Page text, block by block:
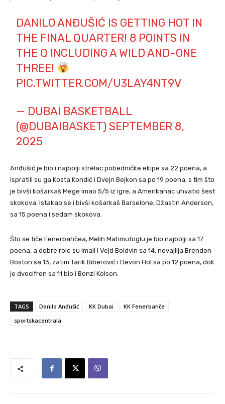
DANILO ANĐUŠIĆ IS GETTING HOT IN
THE FINAL QUARTER! 8 POINTS IN
THE Q INCLUDING A WILD AND-ONE
THREE!
PIC.TWITTER.COM/U3LAY4NT9V
— DUBAI BASKETBALL
(@DUBAIBASKET)SEPTEMBER 8,
2025
Anđušić je bio i najbolji strelac pobedničke ekipe sa 22 poena, a
ispratili su ga Kosta Kondić i Dvejn Bejkon sa po 19 poena, s tim što
je bivši košarkaš Mege imao 5/5 iz igre, a Amerikanac uhvatio šest
skokova. Istakao se i bivši košarkaš Barselone, Džastin Anderson,
sa 15 poena i sedam skokova.
Što se tiče Fenerbahčea, Melih Mahmutoglu je bio najbolji sa 17
poena, a dobre role su imali i Vejd Boldvin sa 14, novajlija Brendon
Boston sa 13, zatim Tarik Biberović i Devon Hol sa po 12 poena, dok
je dvocifren sa 11 bio i Bonzi Kolson.
TAGS Danilo Anđušić KK Dubai
KK Fenerbahče
sportskacentrala